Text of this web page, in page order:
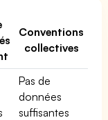
Conventions
collectives
Pas de
données
suffisantes